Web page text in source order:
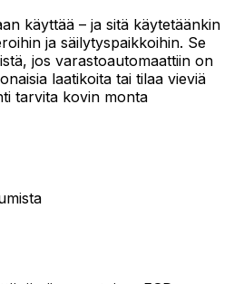
käyttää – ja sitä käytetäänkin
ja säilytyspaikkoihin. Se
jos varastoautomaattiin on
laatikoita tai tilaa vieviä
tarvita kovin monta